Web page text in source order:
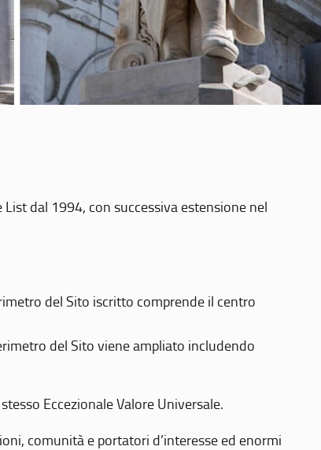
dal 1994, con successiva estensione nel
del Sito iscritto comprende il centro
del Sito viene ampliato includendo
Eccezionale Valore Universale.
comunità e portatori d’interesse ed enormi